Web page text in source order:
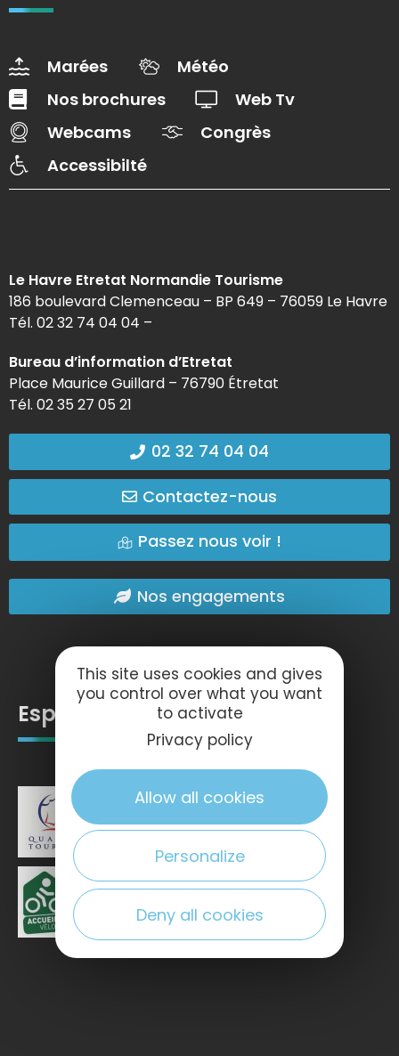
Marées
Météo
Nos brochures
Web Tv
Webcams
Congrès
Accessibilté
Le Havre Etretat Normandie Tourisme
186 boulevard Clemenceau – BP 649 – 76059 Le Havre
Tél. 02 32 74 04 04 –
Bureau d’information d’Etretat
Place Maurice Guillard – 76790 Étretat
Tél. 02 35 27 05 21
02 32 74 04 04
Contactez-nous
Passez nous voir !
Nos engagements
Espace pro
This site uses cookies and gives
you control over what you want
to activate
Privacy policy
Allow all cookies
Personalize
Deny all cookies